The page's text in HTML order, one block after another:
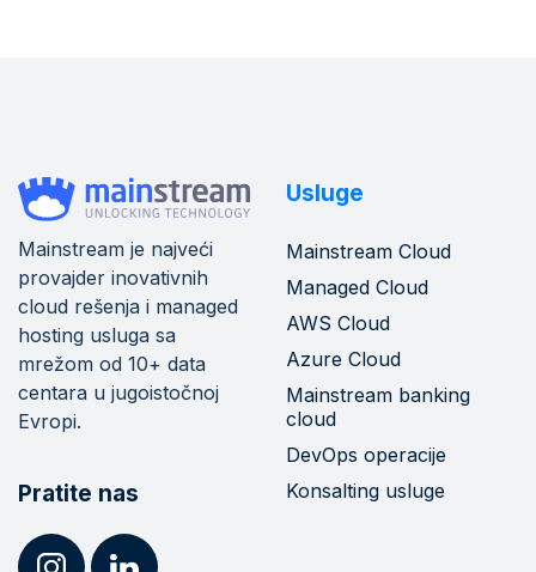
Mainstream je najveći
provajder inovativnih
cloud rešenja i managed
hosting usluga sa
mrežom od 10+ data
centara u jugoistočnoj
Evropi.
Pratite nas
Usluge
Mainstream Cloud
Managed Cloud
AWS Cloud
Azure Cloud
Mainstream banking
cloud
DevOps operacije
Konsalting usluge